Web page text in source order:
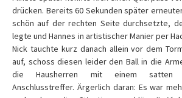
drücken. Bereits 60 Sekunden später
schön auf der rechten Seite durchsetzte,
legte und Hannes in artistischer Manier per
Nick tauchte kurz danach allein vor dem
auf, schoss diesen leider den Ball in die
die Hausherren mit einem satten
Anschlusstreffer. Ärgerlich daran: Es war